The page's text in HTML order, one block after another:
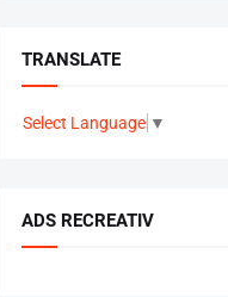
TRANSLATE
Select Language ▼
ADS RECREATIV